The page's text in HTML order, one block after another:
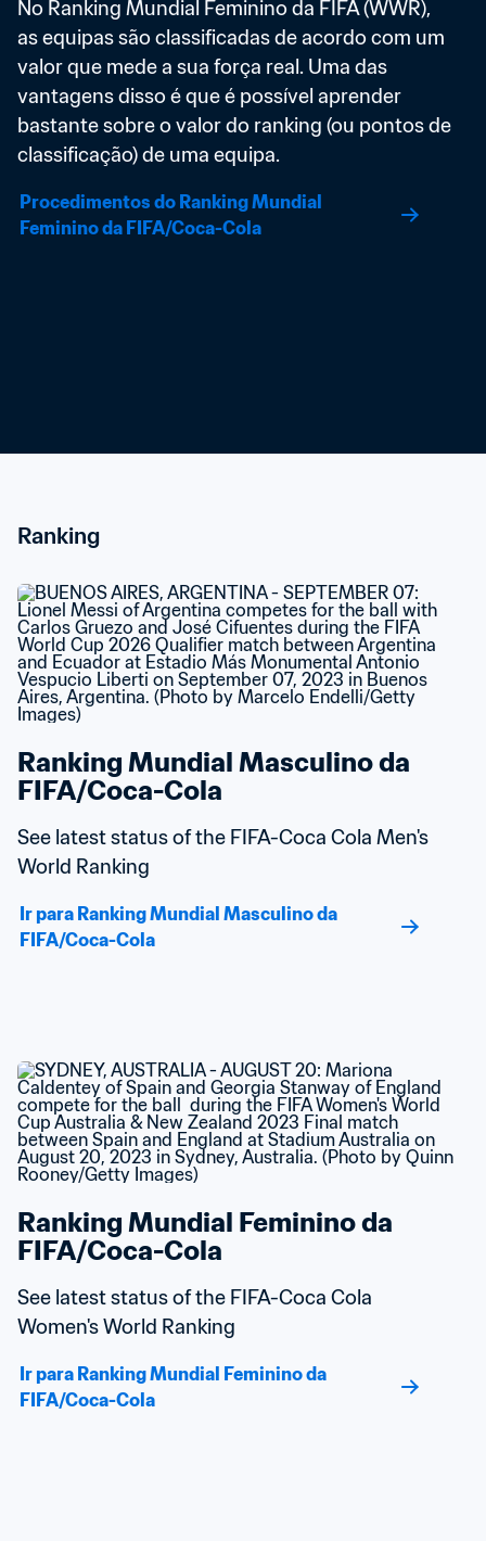
No Ranking Mundial Feminino da FIFA (WWR),
as equipas são classificadas de acordo com um
valor que mede a sua força real. Uma das
vantagens disso é que é possível aprender
bastante sobre o valor do ranking (ou pontos de
classificação) de uma equipa.
Procedimentos do Ranking Mundial
Feminino da FIFA/Coca-Cola
Ranking
Ranking Mundial Masculino da
FIFA/Coca-Cola
See latest status of the FIFA-Coca Cola Men's
World Ranking
Ir para Ranking Mundial Masculino da
FIFA/Coca-Cola
Ranking Mundial Feminino da
FIFA/Coca-Cola
See latest status of the FIFA-Coca Cola
Women's World Ranking
Ir para Ranking Mundial Feminino da
FIFA/Coca-Cola